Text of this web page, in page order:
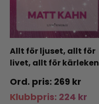
Allt för ljuset, allt för
livet, allt för kärleken
269 kr
Klubbpris: 224 kr